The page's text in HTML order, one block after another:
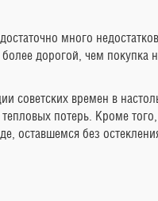
много
дорогой, чем покупка
советских времен в
потерь. Кроме того,
оставшемся без